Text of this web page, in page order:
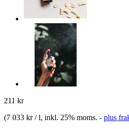
211 kr
(7 033 kr / l, inkl. 25% moms. - plus